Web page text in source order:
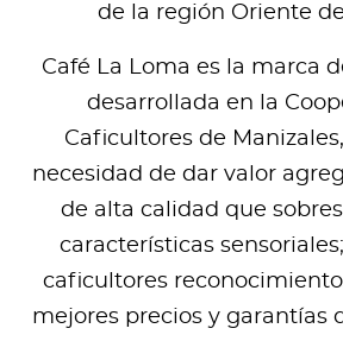
de la región Oriente
Café La Loma es la marca
desarrollada en la
Caficultores de
necesidad de dar valor
de alta calidad que
características
caficultores
mejores precios y garantías